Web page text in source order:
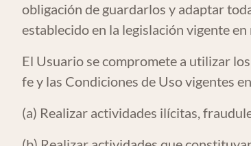
obligación de guardarlos y adaptar
establecido en la legislación vigente
El Usuario se compromete a utilizar
fe y las Condiciones de Uso vigentes
(a) Realizar actividades ilícitas,